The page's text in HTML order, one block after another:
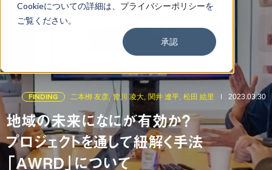
Cookieについての詳細は、 プライバシーポリシーを
ご覧ください。
承認
FINDING 二本栁 友彦, 皆川 凌大, 関井 遼平, 松田 絵里 2023.03.30
地域の未来になにが有効か？
プロジェクトを通して紐解く手法
「AWRD」について